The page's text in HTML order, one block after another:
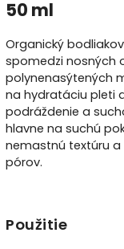
50 ml
Organický
spomedzi nosných
polynenasýtených
na hydratáciu pleti
podráždenie a
hlavne na suchú
nemastnú textúru
pórov.
Použitie